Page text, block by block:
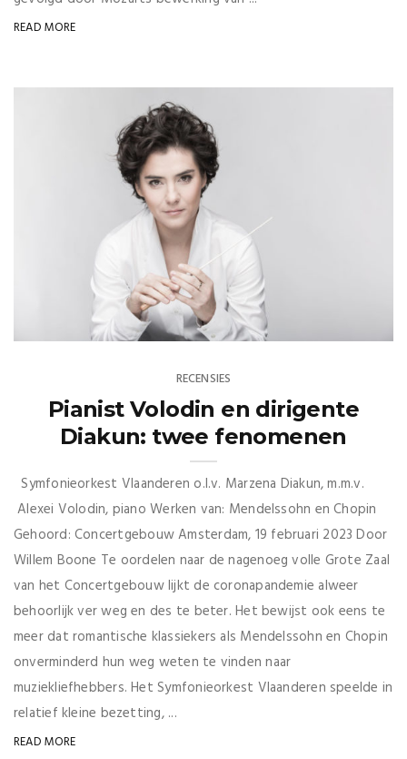
READ MORE
RECENSIES
Pianist Volodin en dirigente
Diakun: twee fenomenen
Symfonieorkest Vlaanderen o.l.v. Marzena Diakun, m.m.v.
Alexei Volodin, piano Werken van: Mendelssohn en Chopin
Gehoord: Concertgebouw Amsterdam, 19 februari 2023 Door
Willem Boone Te oordelen naar de nagenoeg volle Grote Zaal
van het Concertgebouw lijkt de coronapandemie alweer
behoorlijk ver weg en des te beter. Het bewijst ook eens te
meer dat romantische klassiekers als Mendelssohn en Chopin
onverminderd hun weg weten te vinden naar
muziekliefhebbers. Het Symfonieorkest Vlaanderen speelde in
relatief kleine bezetting, ...
READ MORE